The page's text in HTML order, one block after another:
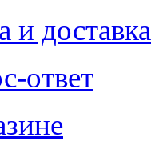
и доставка
ответ